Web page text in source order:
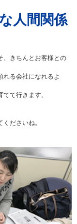
人間関係
、きちんとお客様との
れる会社になれるよ
て行きます。
ださいね。